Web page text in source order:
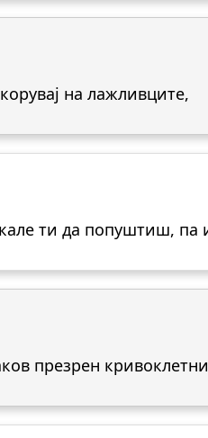
на лажливците,
ти да попуштиш,
презрен